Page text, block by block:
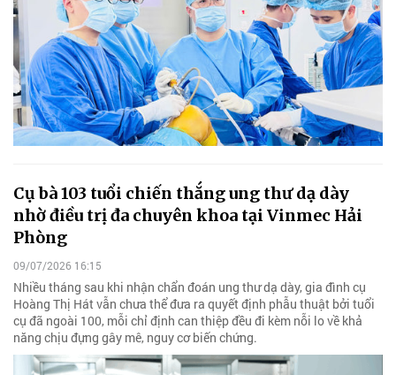
Cụ bà 103 tuổi chiến thắng ung thư dạ dày
nhờ điều trị đa chuyên khoa tại Vinmec Hải
Phòng
09/07/2026 16:15
Nhiều tháng sau khi nhận chẩn đoán ung thư dạ dày, gia đình cụ
Hoàng Thị Hát vẫn chưa thể đưa ra quyết định phẫu thuật bởi tuổi
cụ đã ngoài 100, mỗi chỉ định can thiệp đều đi kèm nỗi lo về khả
năng chịu đựng gây mê, nguy cơ biến chứng.